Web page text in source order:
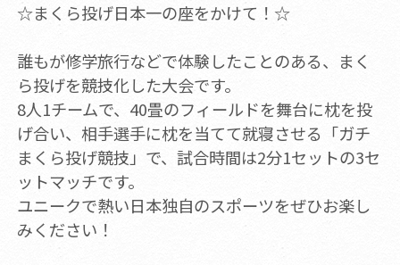
☆まくら投げ日本一の座をかけて！☆
誰もが修学旅行などで体験したことのある、まく
ら投げを競技化した大会です。
8人1チームで、40畳のフィールドを舞台に枕を投
げ合い、相手選手に枕を当てて就寝させる「ガチ
まくら投げ競技」で、試合時間は2分1セットの3セ
ットマッチです。
ユニークで熱い日本独自のスポーツをぜひお楽し
みください！